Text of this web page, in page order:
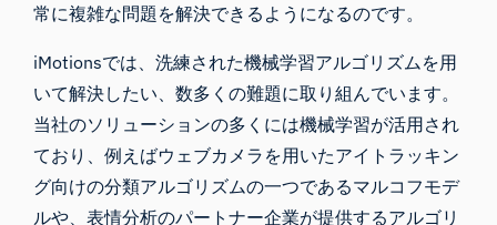
常に複雑な問題を解決できるようになるのです。
iMotionsでは、洗練された機械学習アルゴリズムを用
いて解決したい、数多くの難題に取り組んでいます。
当社のソリューションの多くには機械学習が活用され
ており、例えばウェブカメラを用いたアイトラッキン
グ向けの分類アルゴリズムの一つであるマルコフモデ
ルや、表情分析のパートナー企業が提供するアルゴリ